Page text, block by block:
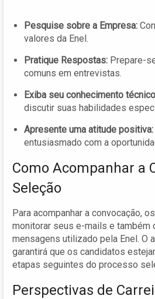
Pesquise sobre a Empresa:
valores da Enel.
Pratique Respostas: Prepare-
comuns em entrevistas.
Exiba seu conhecimento
discutir suas habilidades
Apresente uma atitude positiva:
entusiasmado com a
Como Acompanhar a
Seleção
Para acompanhar a convocação,
monitorar seus e-mails e também
mensagens utilizado pela Enel. O
garantirá que os candidatos
etapas seguintes do processo
Perspectivas de